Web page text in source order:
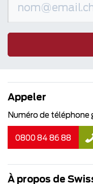
Appeler
Numéro de téléphone
0800 84 86 88
À propos de